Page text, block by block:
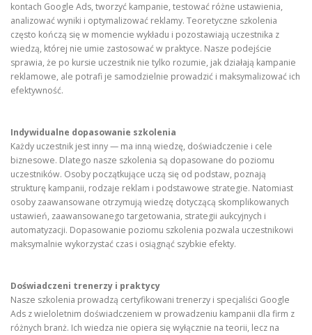
kontach Google Ads, tworzyć kampanie, testować różne ustawienia,
analizować wyniki i optymalizować reklamy. Teoretyczne szkolenia
często kończą się w momencie wykładu i pozostawiają uczestnika z
wiedzą, której nie umie zastosować w praktyce. Nasze podejście
sprawia, że po kursie uczestnik nie tylko rozumie, jak działają kampanie
reklamowe, ale potrafi je samodzielnie prowadzić i maksymalizować ich
efektywność.
Indywidualne dopasowanie szkolenia
Każdy uczestnik jest inny — ma inną wiedzę, doświadczenie i cele
biznesowe. Dlatego nasze szkolenia są dopasowane do poziomu
uczestników. Osoby początkujące uczą się od podstaw, poznają
strukturę kampanii, rodzaje reklam i podstawowe strategie. Natomiast
osoby zaawansowane otrzymują wiedzę dotyczącą skomplikowanych
ustawień, zaawansowanego targetowania, strategii aukcyjnych i
automatyzacji. Dopasowanie poziomu szkolenia pozwala uczestnikowi
maksymalnie wykorzystać czas i osiągnąć szybkie efekty.
Doświadczeni trenerzy i praktycy
Nasze szkolenia prowadzą certyfikowani trenerzy i specjaliści Google
Ads z wieloletnim doświadczeniem w prowadzeniu kampanii dla firm z
różnych branż. Ich wiedza nie opiera się wyłącznie na teorii, lecz na